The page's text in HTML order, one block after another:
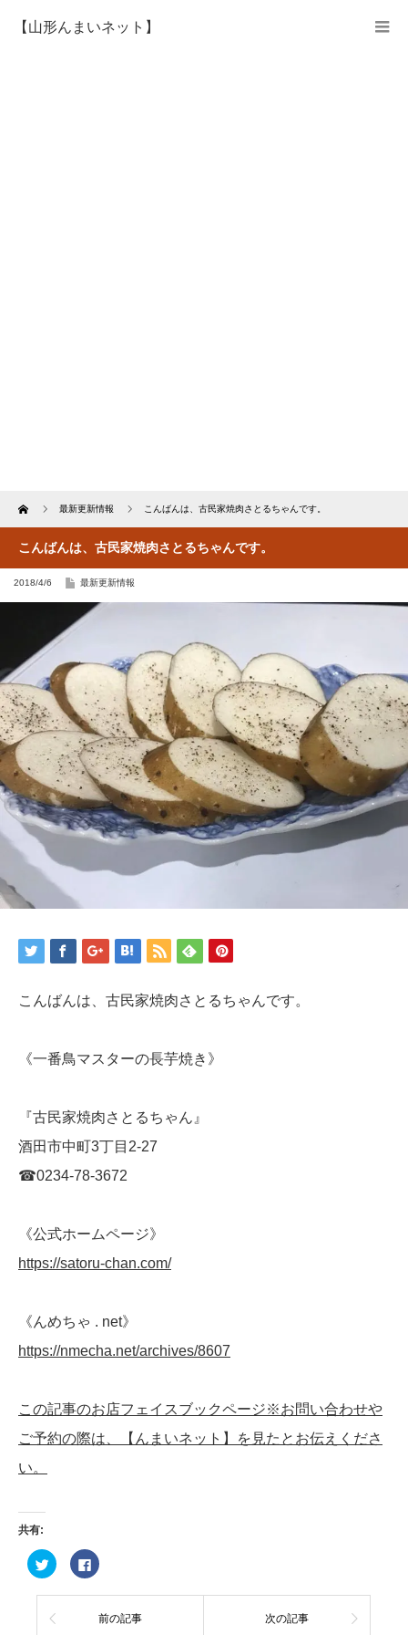
【山形んまいネット】
Home 最新更新情報 こんばんは、古民家焼肉さとるちゃんです。
こんばんは、古民家焼肉さとるちゃんです。
2018/4/6 最新更新情報
こんばんは、古民家焼肉さとるちゃんです。
《一番鳥マスターの長芋焼き》
『古民家焼肉さとるちゃん』
酒田市中町3丁目2-27
☎︎0234-78-3672
《公式ホームページ》
https://satoru-chan.com/
《んめちゃ . net》
https://nmecha.net/archives/8607
この記事のお店フェイスブックページ※お問い合わせや
ご予約の際は、【んまいネット】を見たとお伝えくださ
い。
共有:
ク
リ
ク
て
Twitter
Facebook
で
有
る
に
前の記事 次の記事